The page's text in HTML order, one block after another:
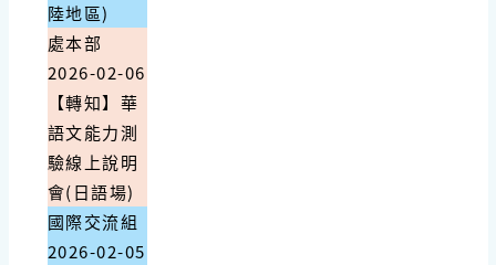
陸地區)
處本部
2026-02-06
【轉知】華
語文能力測
驗線上說明
會(日語場)
國際交流組
2026-02-05